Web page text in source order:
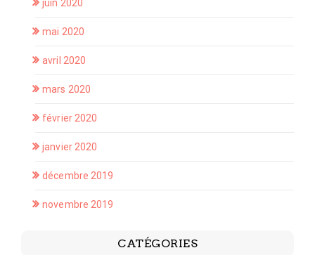
juin 2020
mai 2020
avril 2020
mars 2020
février 2020
janvier 2020
décembre 2019
novembre 2019
CATÉGORIES